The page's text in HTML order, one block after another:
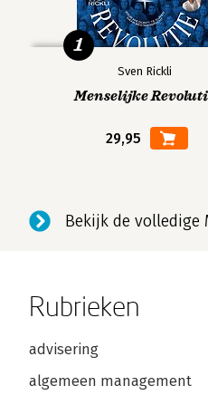
Sven Rickli
Menselijke
29,95
1
Bekijk de volledige
Rubrieken
advisering
algemeen management